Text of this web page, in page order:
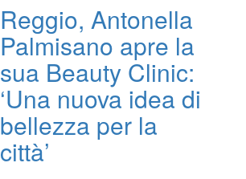
Reggio, Antonella
Palmisano apre la
sua Beauty Clinic:
‘Una nuova idea di
bellezza per la
città’